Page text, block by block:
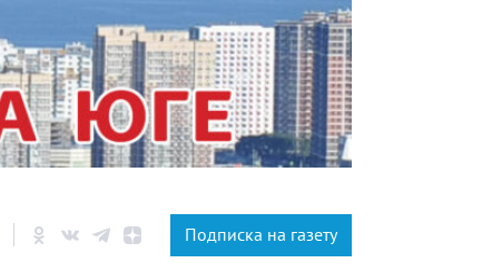
Подписка на газету